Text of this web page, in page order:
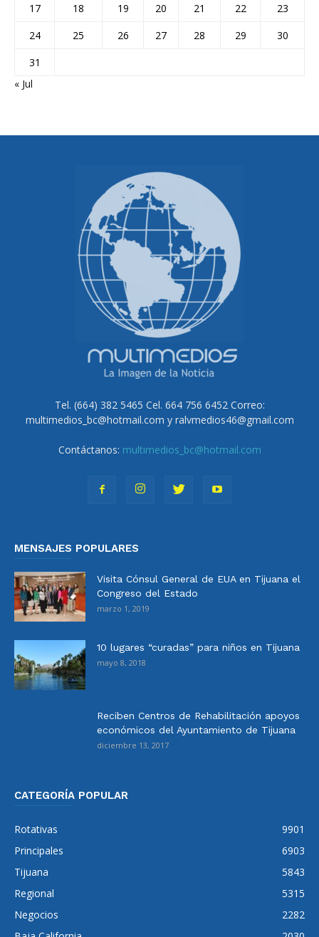
17
18 19 20 21 22
23
24
25 26 27 28 29
30
31
« Jul
Tel. (664) 382 5465 Cel. 664 756 6452 Correo:
multimedios_bc@hotmail.com y ralvmedios46@gmail.com
Contáctanos: multimedios_bc@hotmail.com
MENSAJES POPULARES
Visita Cónsul General de EUA en Tijuana el
Congreso del Estado
marzo 1, 2019
10 lugares “curadas” para niños en Tijuana
mayo 8, 2018
Reciben Centros de Rehabilitación apoyos
económicos del Ayuntamiento de Tijuana
diciembre 13, 2017
CATEGORÍA POPULAR
Rotativas
9901
Principales
6903
Tijuana
5843
Regional
5315
Negocios
2282